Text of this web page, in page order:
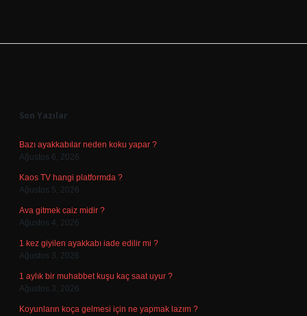
Son Yazılar
Bazı ayakkabılar neden koku yapar ?
Ağustos 6, 2026
Kaos TV hangi platformda ?
Ağustos 5, 2026
Ava gitmek caiz midir ?
Ağustos 4, 2026
1 kez giyilen ayakkabı iade edilir mi ?
Ağustos 3, 2026
1 aylık bir muhabbet kuşu kaç saat uyur ?
Ağustos 3, 2026
Koyunların koça gelmesi için ne yapmak lazım ?